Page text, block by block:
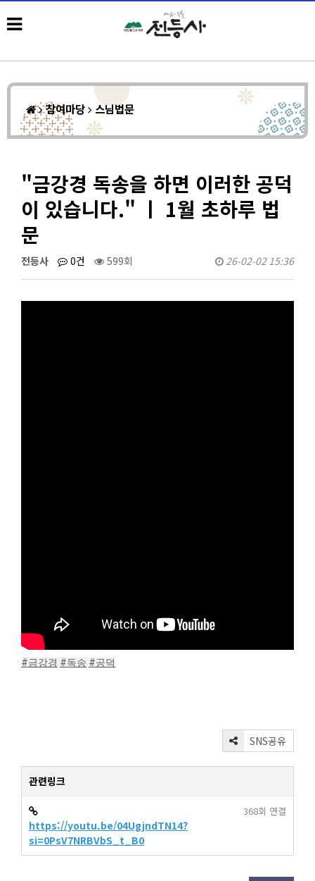
참여마당 스님법문
"금강경 독송을 하면 이러한 공덕
이 있습니다." ㅣ 1월 초하루 법
문
전등사 0건 599회 26-02-02 15:36
#금강경 #독송 #공덕
SNS공유
관련링크
https://youtu.be/04UgjndTN14?
si=0PsV7NRBVbS_t_B0
368회 연결